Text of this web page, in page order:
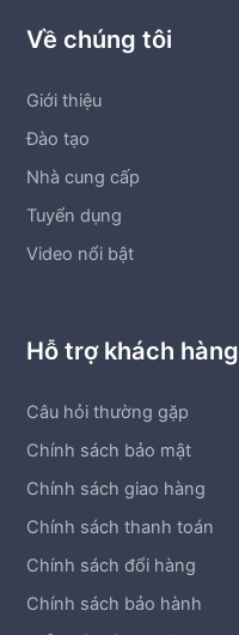
Về chúng tôi
Giới thiệu
Đào tạo
Nhà cung cấp
Tuyển dụng
Video nổi bật
Hỗ trợ khách hàng
Câu hỏi thường gặp
Chính sách bảo mật
Chính sách giao hàng
Chính sách thanh toán
Chính sách đổi hàng
Chính sách bảo hành